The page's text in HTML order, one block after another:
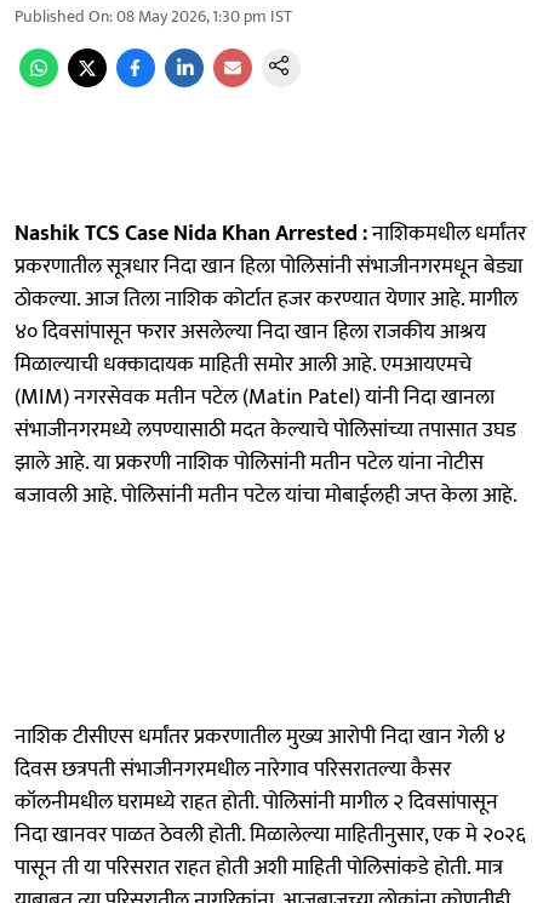
Published On:08 May 2026, 1:30 pm IST
Nashik TCS Case Nida Khan Arrested :नाशिकमधील धर्मांतर
प्रकरणातील सूत्रधार निदा खान हिला पोलिसांनी संभाजीनगरमधून बेड्या
ठोकल्या. आज तिला नाशिक कोर्टात हजर करण्यात येणार आहे. मागील
४० दिवसांपासून फरार असलेल्या निदा खान हिला राजकीय आश्रय
मिळाल्याची धक्कादायक माहिती समोर आली आहे. एमआयएमचे
(MIM) नगरसेवक मतीन पटेल (Matin Patel) यांनी निदा खानला
संभाजीनगरमध्ये लपण्यासाठी मदत केल्याचे पोलिसांच्या तपासात उघड
झाले आहे. या प्रकरणी नाशिक पोलिसांनी मतीन पटेल यांना नोटीस
बजावली आहे. पोलिसांनी मतीन पटेल यांचा मोबाईलही जप्त केला आहे.
नाशिक टीसीएस धर्मांतर प्रकरणातील मुख्य आरोपी निदा खान गेली ४
दिवस छत्रपती संभाजीनगरमधील नारेगाव परिसरातल्या कैसर
कॉलनीमधील घरामध्ये राहत होती. पोलिसांनी मागील २ दिवसांपासून
निदा खानवर पाळत ठेवली होती. मिळालेल्या माहितीनुसार, एक मे २०२६
पासून ती या परिसरात राहत होती अशी माहिती पोलिसांकडे होती. मात्र